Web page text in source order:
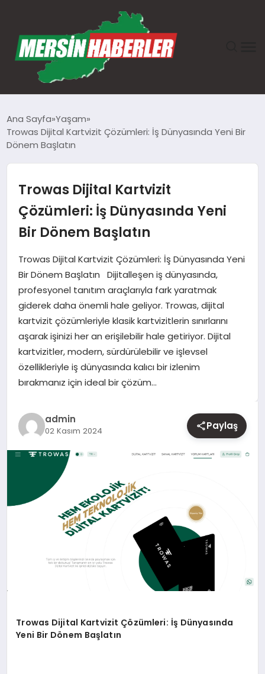
GÜNDEM
TEKNOLOJI
SPOR
YAŞAM
EĞITIM
Ana Sayfa Yaşam
Trowas Dijital Kartvizit Çözümleri: İş Dünyasında Yeni Bir
Dönem Başlatın
Trowas Dijital Kartvizit
Çözümleri: İş Dünyasında Yeni
Bir Dönem Başlatın
Trowas Dijital Kartvizit Çözümleri: İş Dünyasında Yeni
Bir Dönem Başlatın Dijitalleşen iş dünyasında,
profesyonel tanıtım araçlarıyla fark yaratmak
giderek daha önemli hale geliyor. Trowas, dijital
kartvizit çözümleriyle klasik kartvizitlerin sınırlarını
aşarak işinizi her an erişilebilir hale getiriyor. Dijital
kartvizitler, modern, sürdürülebilir ve işlevsel
özellikleriyle iş dünyasında kalıcı bir izlenim
bırakmanız için ideal bir çözüm…
admin
02 Kasım 2024 Paylaş
Trowas Dijital Kartvizit Çözümleri: İş Dünyasında
Yeni Bir Dönem Başlatın